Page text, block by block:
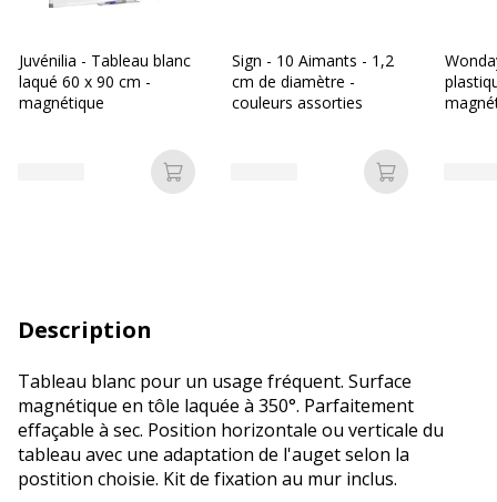
Juvénilia - Tableau blanc
laqué 60 x 90 cm -
magnétique
Ajouter au panier
Sign - 10 Aimants - 1,2
cm de diamètre -
couleurs assorties
Ajouter au
Description
Tableau blanc pour un usage fréquent. Surface
magnétique en tôle laquée à 350°. Parfaitement
effaçable à sec. Position horizontale ou verticale du
tableau avec une adaptation de l'auget selon la
postition choisie. Kit de fixation au mur inclus.